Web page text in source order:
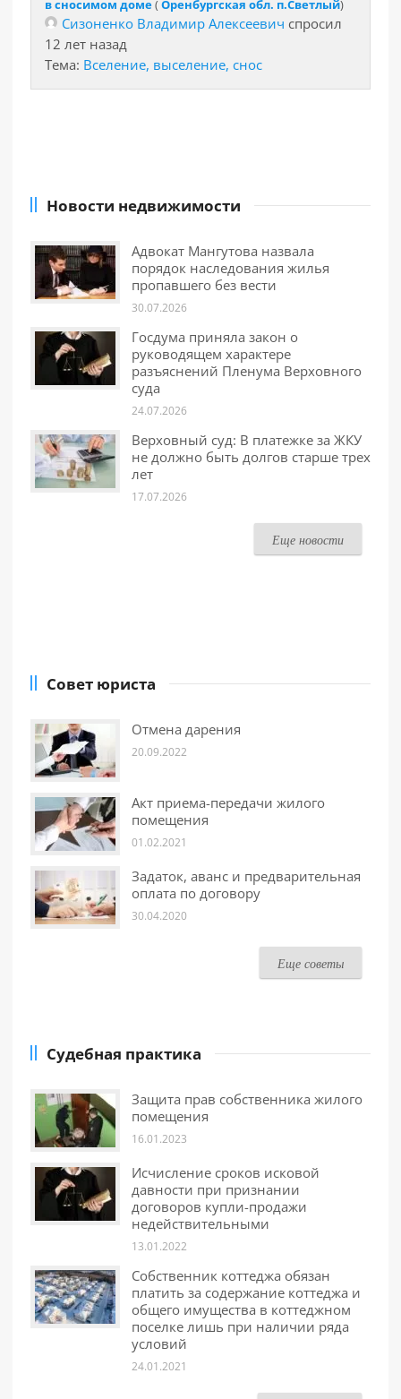
в сносимом доме(Оренбургская обл. п.Светлый)
Сизоненко Владимир Алексеевич спросил
12 лет назад
Тема: Вселение, выселение, снос
Новости недвижимости
Адвокат Мангутова назвала
порядок наследования жилья
пропавшего без вести
30.07.2026
Госдума приняла закон о
руководящем характере
разъяснений Пленума Верховного
суда
24.07.2026
Верховный суд: В платежке за ЖКУ
не должно быть долгов старше трех
лет
17.07.2026
Еще новости
Совет юриста
Отмена дарения
20.09.2022
Акт приема-передачи жилого
помещения
01.02.2021
Задаток, аванс и предварительная
оплата по договору
30.04.2020
Еще советы
Судебная практика
Защита прав собственника жилого
помещения
16.01.2023
Исчисление сроков исковой
давности при признании
договоров купли-продажи
недействительными
13.01.2022
Собственник коттеджа обязан
платить за содержание коттеджа и
общего имущества в коттеджном
поселке лишь при наличии ряда
условий
24.01.2021